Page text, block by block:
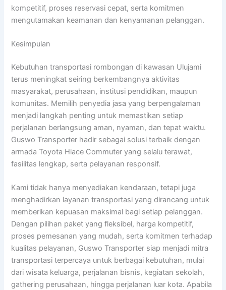
kompetitif, proses reservasi cepat, serta komitmen
mengutamakan keamanan dan kenyamanan pelanggan.
Kesimpulan
Kebutuhan transportasi rombongan di kawasan Ulujami
terus meningkat seiring berkembangnya aktivitas
masyarakat, perusahaan, institusi pendidikan, maupun
komunitas. Memilih penyedia jasa yang berpengalaman
menjadi langkah penting untuk memastikan setiap
perjalanan berlangsung aman, nyaman, dan tepat waktu.
Guswo Transporter hadir sebagai solusi terbaik dengan
armada Toyota Hiace Commuter yang selalu terawat,
fasilitas lengkap, serta pelayanan responsif.
Kami tidak hanya menyediakan kendaraan, tetapi juga
menghadirkan layanan transportasi yang dirancang untuk
memberikan kepuasan maksimal bagi setiap pelanggan.
Dengan pilihan paket yang fleksibel, harga kompetitif,
proses pemesanan yang mudah, serta komitmen terhadap
kualitas pelayanan, Guswo Transporter siap menjadi mitra
transportasi terpercaya untuk berbagai kebutuhan, mulai
dari wisata keluarga, perjalanan bisnis, kegiatan sekolah,
gathering perusahaan, hingga perjalanan luar kota. Apabila